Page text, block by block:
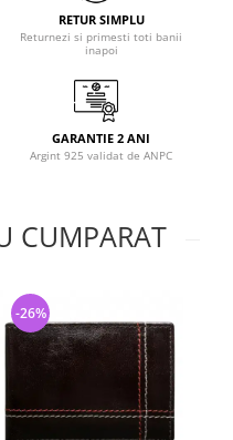
RETUR SIMPLU
Returnezi si primesti toti banii
inapoi
GARANTIE 2 ANI
Argint 925 validat de ANPC
CUMPARAT
-26%